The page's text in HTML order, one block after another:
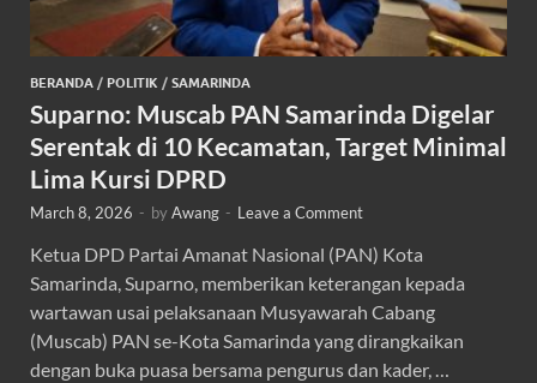
BERANDA / POLITIK / SAMARINDA
Suparno: Muscab PAN Samarinda Digelar
Serentak di 10 Kecamatan, Target Minimal
Lima Kursi DPRD
March 8, 2026 - byAwang - Leave a Comment
Ketua DPD Partai Amanat Nasional (PAN) Kota
Samarinda, Suparno, memberikan keterangan kepada
wartawan usai pelaksanaan Musyawarah Cabang
(Muscab) PAN se-Kota Samarinda yang dirangkaikan
dengan buka puasa bersama pengurus dan kader, …